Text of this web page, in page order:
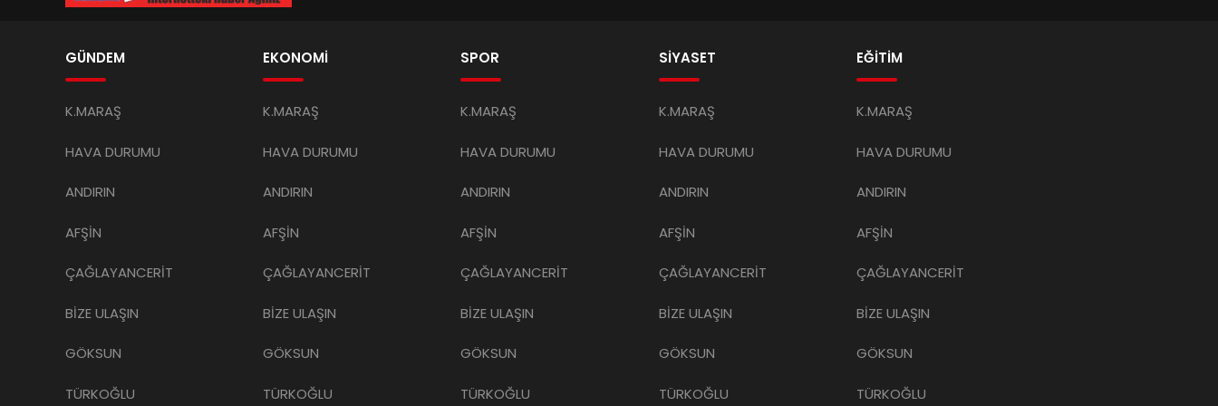
GÜNDEM
K.MARAŞ
HAVA DURUMU
ANDIRIN
AFŞİN
ÇAĞLAYANCERİT
BİZE ULAŞIN
GÖKSUN
TÜRKOĞLU
EKONOMİ
K.MARAŞ
HAVA DURUMU
ANDIRIN
AFŞİN
ÇAĞLAYANCERİT
BİZE ULAŞIN
GÖKSUN
TÜRKOĞLU
SPOR
K.MARAŞ
HAVA DURUMU
ANDIRIN
AFŞİN
ÇAĞLAYANCERİT
BİZE ULAŞIN
GÖKSUN
TÜRKOĞLU
SİYASET
K.MARAŞ
HAVA DURUMU
ANDIRIN
AFŞİN
ÇAĞLAYANCERİT
BİZE ULAŞIN
GÖKSUN
TÜRKOĞLU
EĞİTİM
K.MARAŞ
HAVA DURUMU
ANDIRIN
AFŞİN
ÇAĞLAYANCERİT
BİZE ULAŞIN
GÖKSUN
TÜRKOĞLU